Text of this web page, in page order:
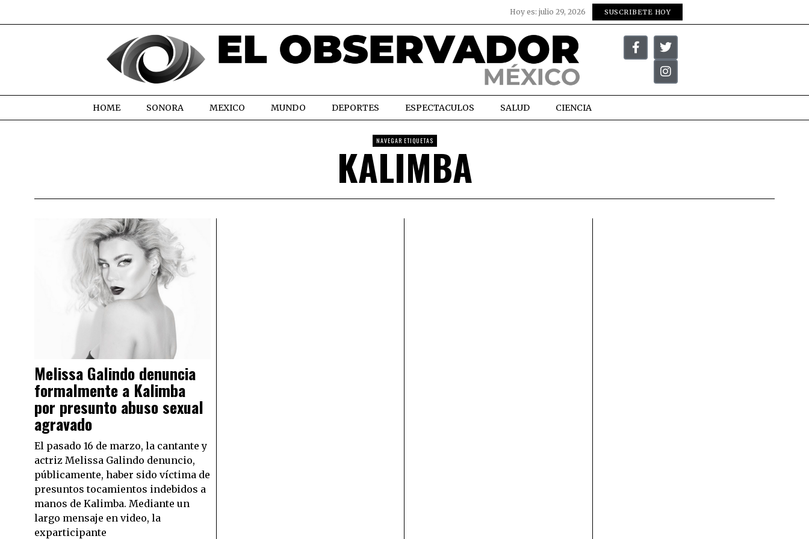
Hoy es: julio 29, 2026 SUSCRIBETE HOY
HOME SONORA MEXICO MUNDO DEPORTES ESPECTACULOS SALUD CIENCIA
NAVEGAR ETIQUETAS
KALIMBA
Melissa Galindo denuncia
formalmente a Kalimba
por presunto abuso sexual
agravado
El pasado 16 de marzo, la cantante y
actriz Melissa Galindo denuncio,
públicamente, haber sido víctima de
presuntos tocamientos indebidos a
manos de Kalimba. Mediante un
largo mensaje en video, la
exparticipante